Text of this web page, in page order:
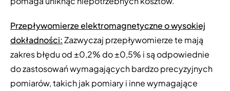
Przepływomierze elektromagnetyczne o wysokiej
dokładności:Zazwyczaj przepływomierze te mają
zakres błędu od ±0,2% do ±0,5% i są odpowiednie
do zastosowań wymagających bardzo precyzyjnych
pomiarów, takich jak pomiary i inne wymagające